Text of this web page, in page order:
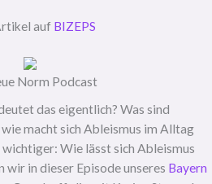
auf BIZEPS
Norm Podcast
das eigentlich? Was sind
macht sich Ableismus im Alltag
Wie lässt sich Ableismus
wir in dieser Episode unseres Bayern